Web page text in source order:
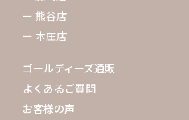
ー 熊谷店
ー 本庄店
ゴールディーズ通販
よくあるご質問
お客様の声